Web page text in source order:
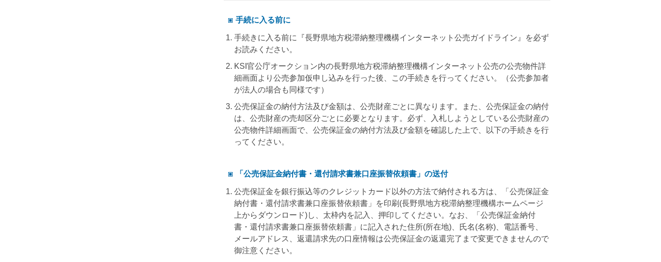
手続に入る前に
手続きに入る前に『長野県地方税滞納整理機構インターネット公売ガイドライン』を必ず
お読みください。
KSI官公庁オークション内の長野県地方税滞納整理機構インターネット公売の公売物件詳
細画面より公売参加仮申し込みを行った後、この手続きを行ってください。（公売参加者
が法人の場合も同様です）
公売保証金の納付方法及び金額は、公売財産ごとに異なります。また、公売保証金の納付
は、公売財産の売却区分ごとに必要となります。必ず、入札しようとしている公売財産の
公売物件詳細画面で、公売保証金の納付方法及び金額を確認した上で、以下の手続きを行
ってください。
「公売保証金納付書・還付請求書兼口座振替依頼書」の送付
公売保証金を銀行振込等のクレジットカード以外の方法で納付される方は、「公売保証金
納付書・還付請求書兼口座振替依頼書」を印刷(長野県地方税滞納整理機構ホームページ
上からダウンロード)し、太枠内を記入、押印してください。なお、「公売保証金納付
書・還付請求書兼口座振替依頼書」に記入された住所(所在地)、氏名(名称)、電話番号、
メールアドレス、返還請求先の口座情報は公売保証金の返還完了まで変更できませんので
御注意ください。